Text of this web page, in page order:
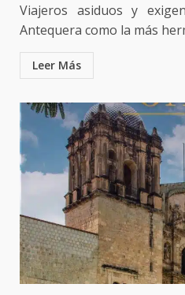
Viajeros asiduos y
Antequera como la más
Leer Más